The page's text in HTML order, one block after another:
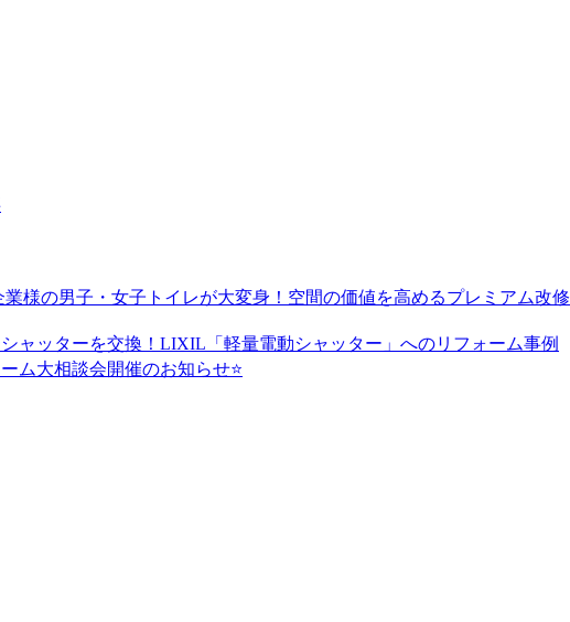
業様の男子・女子トイレが大変身！空間の価値を高めるプレミアム改修
ャッターを交換！LIXIL「軽量電動シャッター」へのリフォーム事例
ム大相談会開催のお知らせ⭐